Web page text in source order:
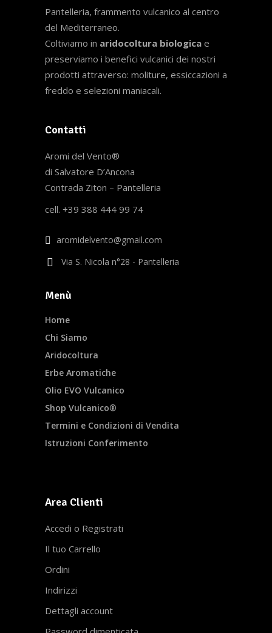
Pantelleria, frammento vulcanico al centro
del Mediterraneo.
Coltiviamo in aridocoltura biologica e
preserviamo i benefici vulcanici dei nostri
prodotti attraverso: moliture, essiccazioni a
freddo e selezioni maniacali.
Contatti
Aromi del Vento®
di Salvatore D’Ancona
Contrada Ziton – Pantelleria
cell. +39 388 444 99 74
aromidelvento@gmail.com
Via S. Nicola n°28 - Pantelleria
Menù
Home
Chi Siamo
Aridocoltura
Erbe Aromatiche
Olio EVO Vulcanico
Shop Vulcanico®
Termini e Condizioni di Vendita
Istruzioni Conferimento
Area Clienti
Accedi o Registrati
Il tuo Carrello
Ordini
Indirizzi
Dettagli account